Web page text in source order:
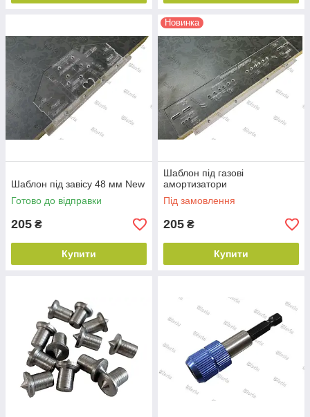
Шаблон під завісу 48 мм New
Готово до відправки
205 ₴
Купити
Новинка
Шаблон під газові
амортизатори
Під замовлення
205 ₴
Купити